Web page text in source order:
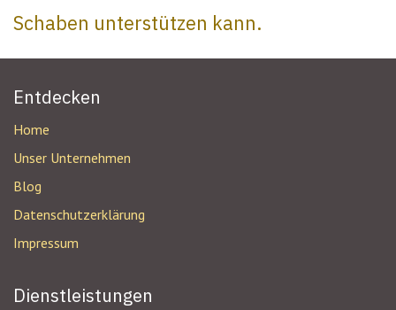
Schaben unterstützen kann.
Entdecken
Home
Unser Unternehmen
Blog
Datenschutzerklärung
Impressum
Dienstleistungen